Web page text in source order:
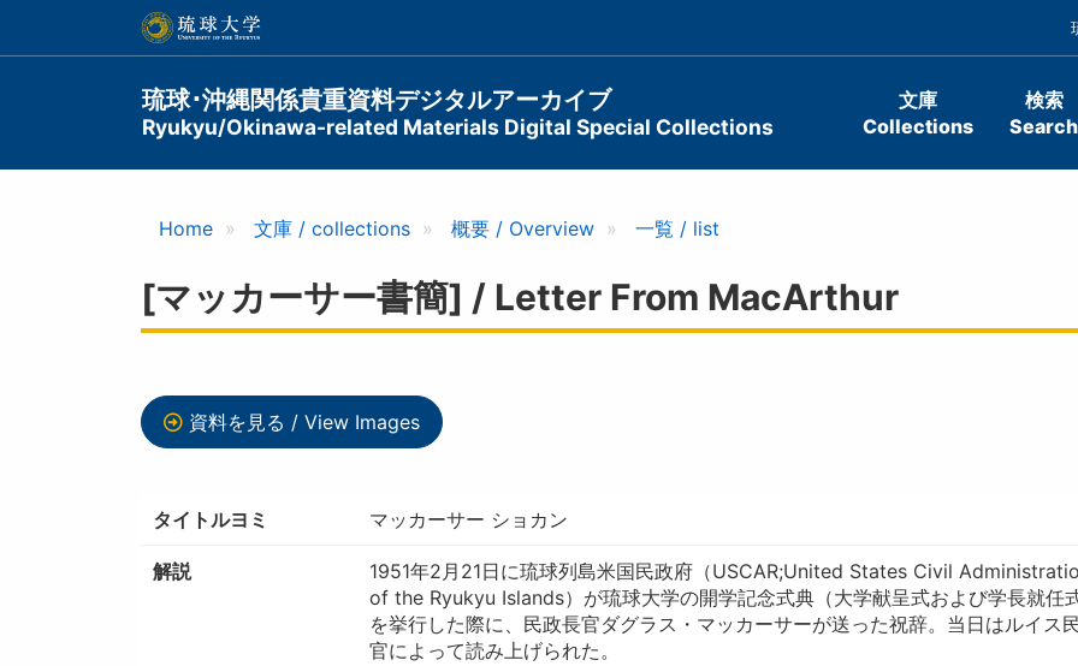
ン
琉球･沖縄関係貴重資料デジタルアーカイブ
Ryukyu/Okinawa-related Materials Digital Special Collections
Main
navigation
文庫
Collections
検索
Search
Home 文庫 / collections 概要 / Overview 一覧 / list
[マッカーサー書簡] / Letter From MacArthur
資料を見る / View Images
タイトルヨミ マッカーサー ショカン
解説
1951年2月21日に琉球列島米国民政府（USCAR;United States Civil
of the Ryukyu Islands）が琉球大学の開学記念式典（大学献呈式および学長就任式
を挙行した際に、民政長官ダグラス・マッカーサーが送った祝辞。当日はルイス
官によって読み上げられた。